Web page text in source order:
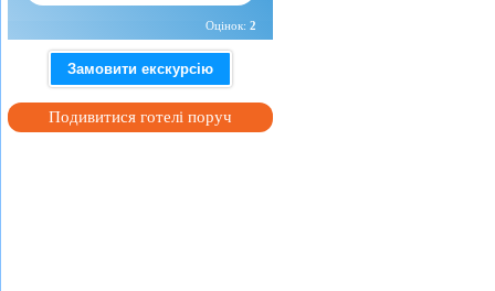
Оцінок: 2
Замовити екскурсію
Подивитися готелі поруч